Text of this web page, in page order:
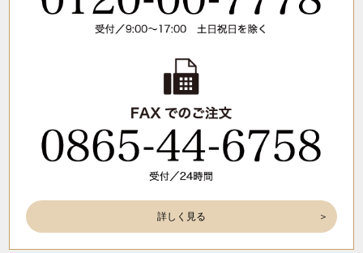
詳しく見る